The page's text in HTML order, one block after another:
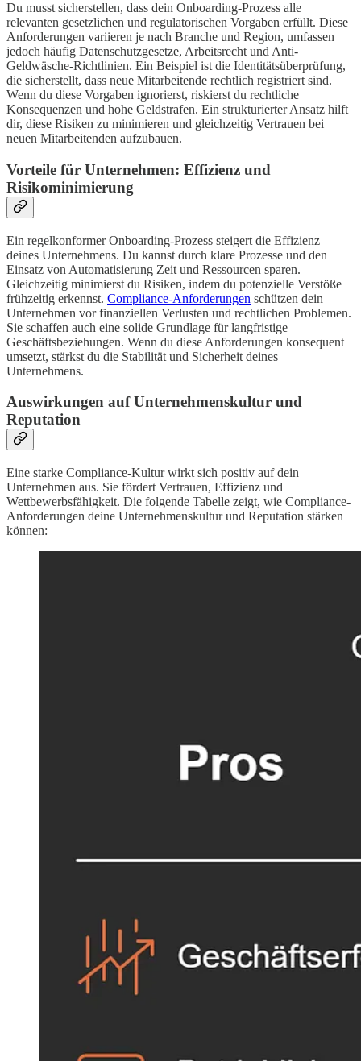
Du musst sicherstellen, dass dein Onboarding-Prozess alle
relevanten gesetzlichen und regulatorischen Vorgaben erfüllt. Diese
Anforderungen variieren je nach Branche und Region, umfassen
jedoch häufig Datenschutzgesetze, Arbeitsrecht und Anti-
Geldwäsche-Richtlinien. Ein Beispiel ist die Identitätsüberprüfung,
die sicherstellt, dass neue Mitarbeitende rechtlich registriert sind.
Wenn du diese Vorgaben ignorierst, riskierst du rechtliche
Konsequenzen und hohe Geldstrafen. Ein strukturierter Ansatz hilft
dir, diese Risiken zu minimieren und gleichzeitig Vertrauen bei
neuen Mitarbeitenden aufzubauen.
Vorteile für Unternehmen: Effizienz und
Risikominimierung
Ein regelkonformer Onboarding-Prozess steigert die Effizienz
deines Unternehmens. Du kannst durch klare Prozesse und den
Einsatz von Automatisierung Zeit und Ressourcen sparen.
Gleichzeitig minimierst du Risiken, indem du potenzielle Verstöße
frühzeitig erkennst. Compliance-Anforderungen schützen dein
Unternehmen vor finanziellen Verlusten und rechtlichen Problemen.
Sie schaffen auch eine solide Grundlage für langfristige
Geschäftsbeziehungen. Wenn du diese Anforderungen konsequent
umsetzt, stärkst du die Stabilität und Sicherheit deines
Unternehmens.
Auswirkungen auf Unternehmenskultur und
Reputation
Eine starke Compliance-Kultur wirkt sich positiv auf dein
Unternehmen aus. Sie fördert Vertrauen, Effizienz und
Wettbewerbsfähigkeit. Die folgende Tabelle zeigt, wie Compliance-
Anforderungen deine Unternehmenskultur und Reputation stärken
können: